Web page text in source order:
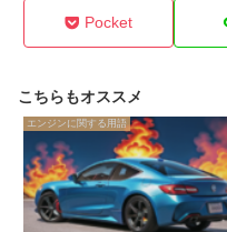
Pocket
こちらもオススメ
エンジンに関する用語